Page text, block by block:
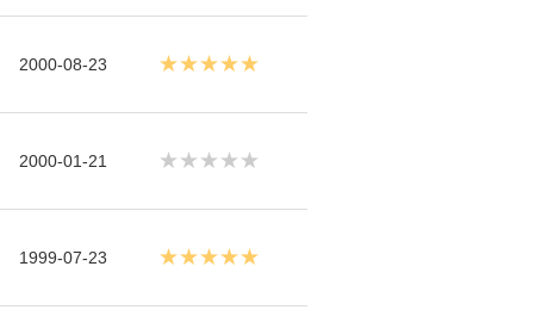
2000-08-23 ★★★★★
2000-01-21 ★★★★★
1999-07-23 ★★★★★